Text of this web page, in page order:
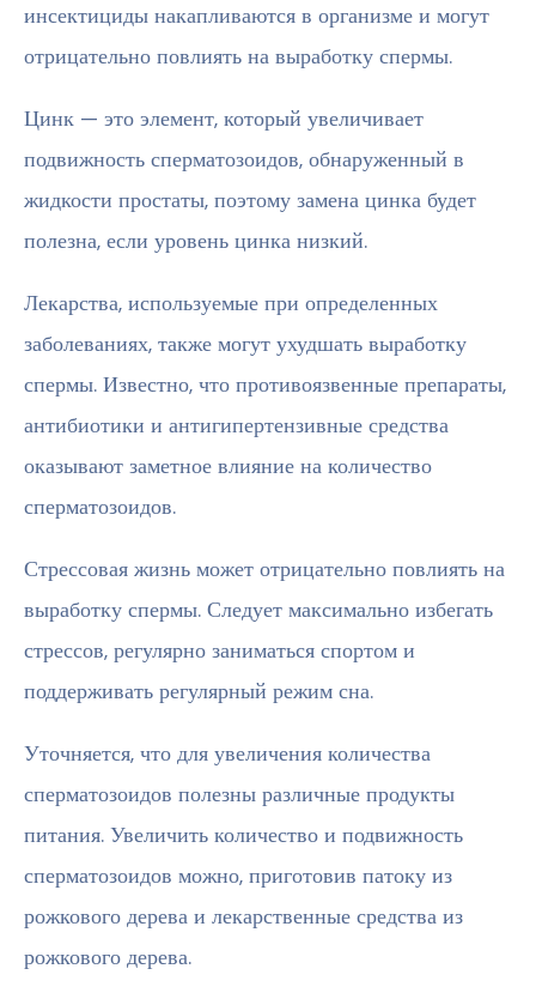
инсектициды накапливаются в организме и могут
отрицательно повлиять на выработку спермы.
Цинк — это элемент, который увеличивает
подвижность сперматозоидов, обнаруженный в
жидкости простаты, поэтому замена цинка будет
полезна, если уровень цинка низкий.
Лекарства, используемые при определенных
заболеваниях, также могут ухудшать выработку
спермы. Известно, что противоязвенные препараты,
антибиотики и антигипертензивные средства
оказывают заметное влияние на количество
сперматозоидов.
Стрессовая жизнь может отрицательно повлиять на
выработку спермы. Следует максимально избегать
стрессов, регулярно заниматься спортом и
поддерживать регулярный режим сна.
Уточняется, что для увеличения количества
сперматозоидов полезны различные продукты
питания. Увеличить количество и подвижность
сперматозоидов можно, приготовив патоку из
рожкового дерева и лекарственные средства из
рожкового дерева.